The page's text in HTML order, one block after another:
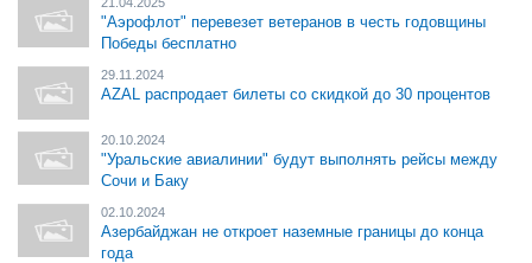
"Аэрофлот" перевезет ветеранов в честь годовщины
Победы бесплатно
29.11.2024
AZAL распродает билеты со скидкой до 30 процентов
20.10.2024
"Уральские авиалинии" будут выполнять рейсы между
Сочи и Баку
02.10.2024
Азербайджан не откроет наземные границы до конца
года